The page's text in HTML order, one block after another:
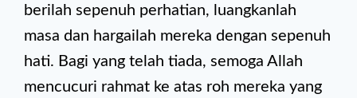
berilah sepenuh perhatian, luangkanlah
masa dan hargailah mereka dengan sepenuh
hati. Bagi yang telah tiada, semoga Allah
mencucuri rahmat ke atas roh mereka yang